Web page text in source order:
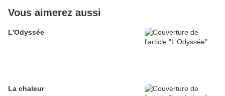
Vous aimerez aussi
L'Odyssée
La chaleur